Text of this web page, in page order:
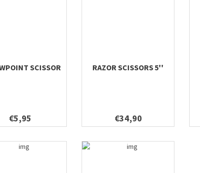
SCISSOR
€5,95
RAZOR SCISSORS 5''
€34,90